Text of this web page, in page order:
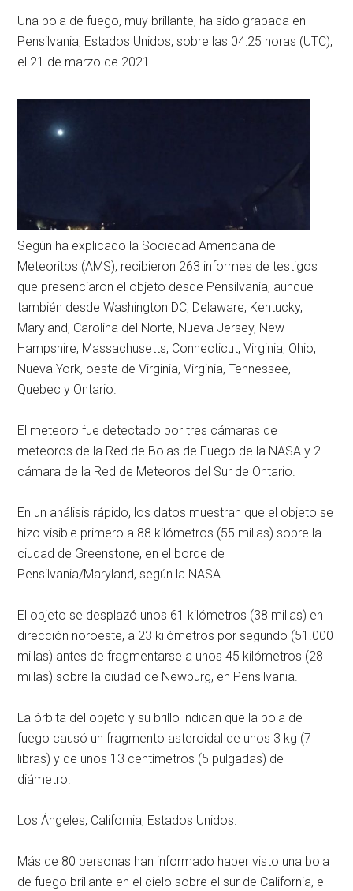
Una bola de fuego, muy brillante, ha sido grabada en
Pensilvania, Estados Unidos, sobre las 04:25 horas (UTC),
el 21 de marzo de 2021.
Según ha explicado la Sociedad Americana de
Meteoritos (AMS), recibieron 263 informes de testigos
que presenciaron el objeto desde Pensilvania, aunque
también desde Washington DC, Delaware, Kentucky,
Maryland, Carolina del Norte, Nueva Jersey, New
Hampshire, Massachusetts, Connecticut, Virginia, Ohio,
Nueva York, oeste de Virginia, Virginia, Tennessee,
Quebec y Ontario.
El meteoro fue detectado por tres cámaras de
meteoros de la Red de Bolas de Fuego de la NASA y 2
cámara de la Red de Meteoros del Sur de Ontario.
En un análisis rápido, los datos muestran que el objeto se
hizo visible primero a 88 kilómetros (55 millas) sobre la
ciudad de Greenstone, en el borde de
Pensilvania/Maryland, según la NASA.
El objeto se desplazó unos 61 kilómetros (38 millas) en
dirección noroeste, a 23 kilómetros por segundo (51.000
millas) antes de fragmentarse a unos 45 kilómetros (28
millas) sobre la ciudad de Newburg, en Pensilvania.
La órbita del objeto y su brillo indican que la bola de
fuego causó un fragmento asteroidal de unos 3 kg (7
libras) y de unos 13 centímetros (5 pulgadas) de
diámetro.
Los Ángeles, California, Estados Unidos.
Más de 80 personas han informado haber visto una bola
de fuego brillante en el cielo sobre el sur de California, el